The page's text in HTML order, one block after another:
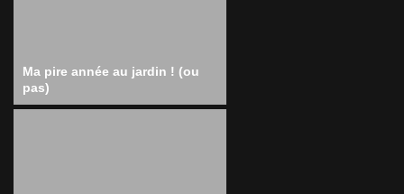
Ma pire année au jardin ! (ou
pas)